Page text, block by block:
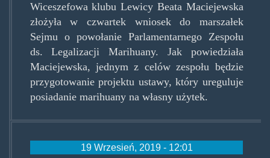
Wiceszefowa klubu Lewicy Beata Maciejewska
złożyła w czwartek wniosek do marszałek
Sejmu o powołanie Parlamentarnego Zespołu
ds. Legalizacji Marihuany. Jak powiedziała
Maciejewska, jednym z celów zespołu będzie
przygotowanie projektu ustawy, który ureguluje
posiadanie marihuany na własny użytek.
19 Wrzesień, 2019 - 12:01